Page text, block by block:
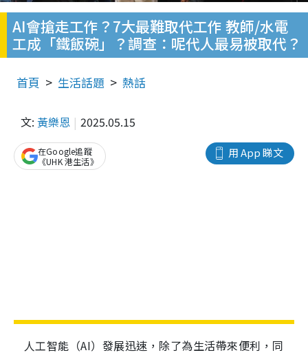
AI會搶走工作？7大最難取代工作 教師/水電
工成「鐵飯碗」？調查：呢代人最易被取代？
首頁 生活話題 熱話
文: 黃樂恩 2025.05.15
用 App 睇文
在Google追蹤
《UHK 港生活》
人工智能（AI）發展迅速，除了為生活帶來便利，同